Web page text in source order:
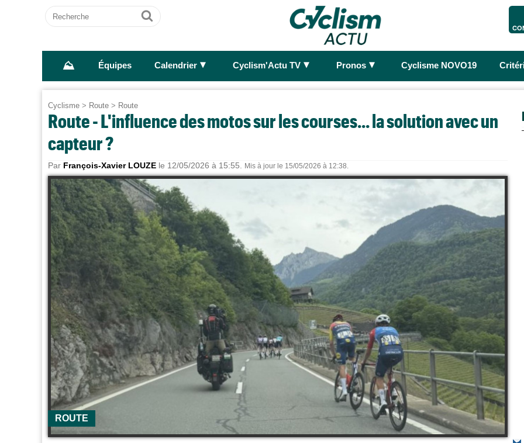
Recherche
Ok
⛰ Équipes Calendrier ► Cyclism'Actu TV ► Pronos ► Cyclisme NOVO19
Cyclisme > Route > Route
Route - L'influence des motos sur les courses... la solution avec un
capteur ?
Par François-Xavier LOUZE le 12/05/2026 à 15:55. Mis à jour le 15/05/2026 à 12:38.
ROUTE